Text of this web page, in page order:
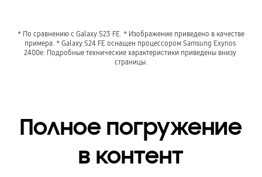
* По сравнению с Galaxy S23 FE. * Изображение приведено в качестве
примера. * Galaxy S24 FE оснащен процессором Samsung Exynos
2400e. Подробные технические характеристики приведены внизу
страницы.
Полное погружение
в контент